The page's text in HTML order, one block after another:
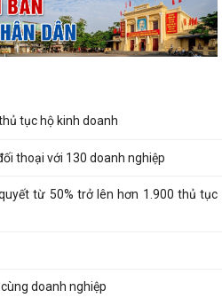
tục hộ kinh doanh
thoại với 130 doanh nghiệp
từ 50% trở lên hơn 1.900 thủ tục
doanh nghiệp